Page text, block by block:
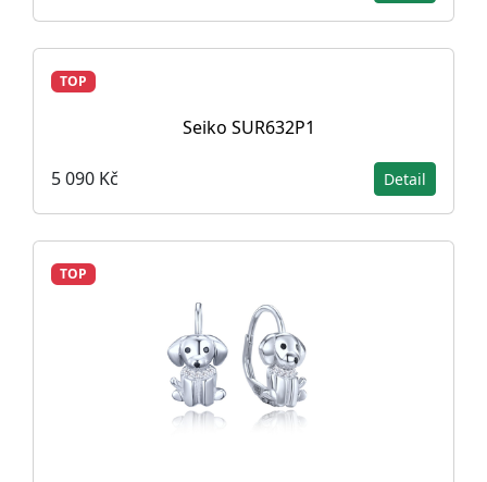
TOP
Seiko SUR632P1
5 090 Kč Detail
TOP